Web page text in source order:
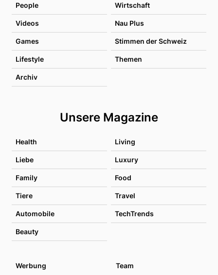
People Wirtschaft
Videos Nau Plus
Games Stimmen der Schweiz
Lifestyle Themen
Archiv
Unsere Magazine
Health Living
Liebe Luxury
Family Food
Tiere Travel
Automobile TechTrends
Beauty
Werbung Team